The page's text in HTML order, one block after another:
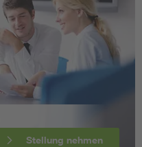
Stellung nehmen